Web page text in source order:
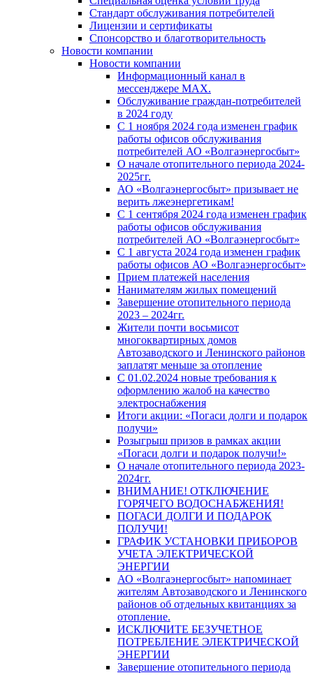
Стандарт обслуживания потребителей
Лицензии и сертификаты
Спонсорство и благотворительность
Новости компании
Новости компании
Информационный канал в
мессенджере MAX.
Обслуживание граждан-потребителей
в 2024 году
С 1 ноября 2024 года изменен график
работы офисов обслуживания
потребителей АО «Волгаэнергосбыт»
О начале отопительного периода 2024-
2025гг.
АО «Волгаэнергосбыт» призывает не
верить лжеэнергетикам!
С 1 сентября 2024 года изменен график
работы офисов обслуживания
потребителей АО «Волгаэнергосбыт»
С 1 августа 2024 года изменен график
работы офисов АО «Волгаэнергосбыт»
Прием платежей населения
Нанимателям жилых помещений
Завершение отопительного периода
2023 – 2024гг.
Жители почти восьмисот
многоквартирных домов
Автозаводского и Ленинского районов
заплатят меньше за отопление
С 01.02.2024 новые требования к
оформлению жалоб на качество
электроснабжения
Итоги акции: «Погаси долги и подарок
получи»
Розыгрыш призов в рамках акции
«Погаси долги и подарок получи!»
О начале отопительного периода 2023-
2024гг.
ВНИМАНИЕ! ОТКЛЮЧЕНИЕ
ГОРЯЧЕГО ВОДОСНАБЖЕНИЯ!
ПОГАСИ ДОЛГИ И ПОДАРОК
ПОЛУЧИ!
ГРАФИК УСТАНОВКИ ПРИБОРОВ
УЧЕТА ЭЛЕКТРИЧЕСКОЙ
ЭНЕРГИИ
АО «Волгаэнергосбыт» напоминает
жителям Автозаводского и Ленинского
районов об отдельных квитанциях за
отопление.
ИСКЛЮЧИТЕ БЕЗУЧЕТНОЕ
ПОТРЕБЛЕНИЕ ЭЛЕКТРИЧЕСКОЙ
ЭНЕРГИИ
Завершение отопительного периода